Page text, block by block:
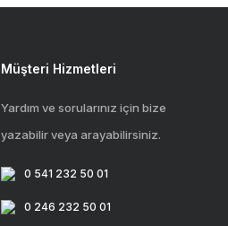
Müşteri Hizmetleri
Yardım ve sorularınız için bize
yazabilir veya arayabilirsiniz.
0 541 232 50 01
0 246 232 50 01